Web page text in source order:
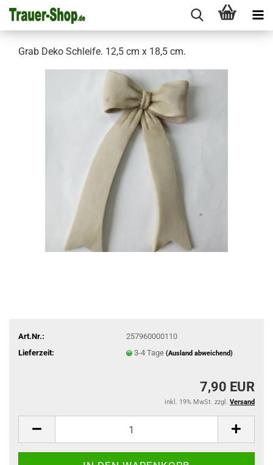
Grab Deko Schleife. 12,5 cm x 18,5 cm.
Art.Nr.:
257960000110
Lieferzeit:
3-4 Tage (Ausland abweichend)
7,90 EUR
inkl. 19% MwSt. zzgl. Versand